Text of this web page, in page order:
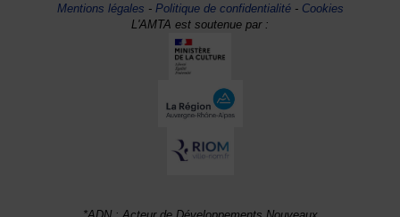
Mentions légales -Politique de confidentialité- Cookies
L'AMTA est soutenue par :